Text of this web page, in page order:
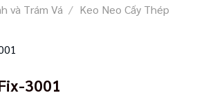
và Trám Vá / Keo Neo Cấy Thép
3001